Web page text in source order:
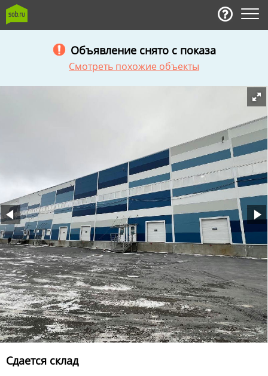
Объявление снято с показа
Смотреть похожие объекты
Сдается склад